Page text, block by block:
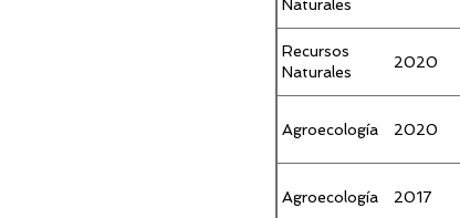
Naturales
Recursos
Naturales
2020
Agroecología 2020
Agroecología 2017